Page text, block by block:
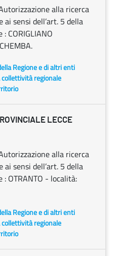
alla ricerca
sensi dell’art. 5 della
CORIGLIANO
Regione e di altri enti
regionale
LECCE
alla ricerca
sensi dell’art. 5 della
: OTRANTO - località:
Regione e di altri enti
regionale